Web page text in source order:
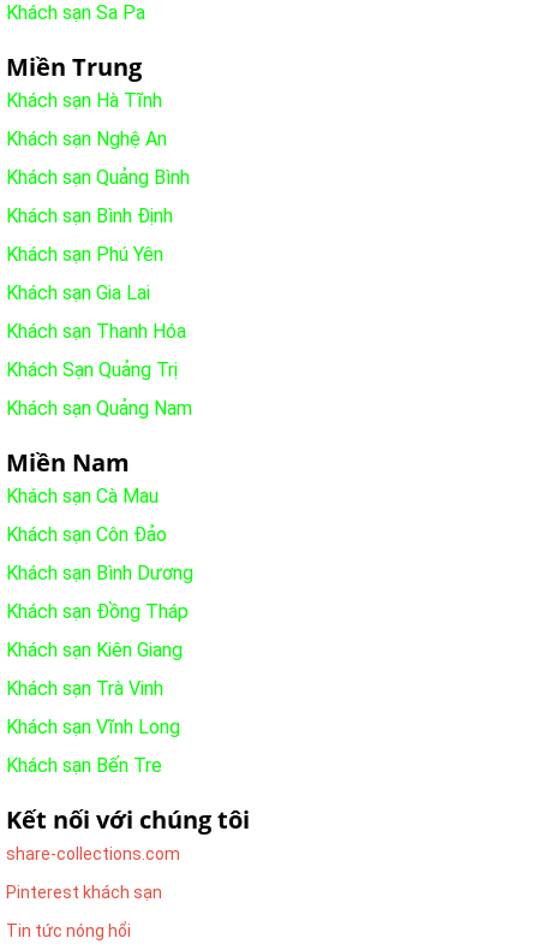
Khách sạn Sa Pa
Miền Trung
Khách sạn Hà Tĩnh
Khách sạn Nghệ An
Khách sạn Quảng Bình
Khách sạn Bình Định
Khách sạn Phú Yên
Khách sạn Gia Lai
Khách sạn Thanh Hóa
Khách Sạn Quảng Trị
Khách sạn Quảng Nam
Miền Nam
Khách sạn Cà Mau
Khách sạn Côn Đảo
Khách sạn Bình Dương
Khách sạn Đồng Tháp
Khách sạn Kiên Giang
Khách sạn Trà Vinh
Khách sạn Vĩnh Long
Khách sạn Bến Tre
Kết nối với chúng tôi
share-collections.com
Pinterest khách sạn
Tin tức nóng hổi